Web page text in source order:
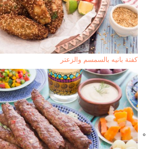
كفتة بانيه بالسمسم والزعتر